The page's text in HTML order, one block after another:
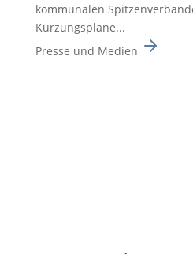
kommu­nalen
Kürzungs­pläne...
Presse und Medien